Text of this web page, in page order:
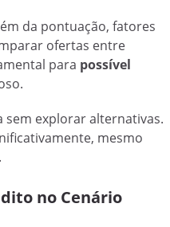
da pontuação, fatores
ofertas entre
para possível
explorar alternativas.
mesmo
no Cenário